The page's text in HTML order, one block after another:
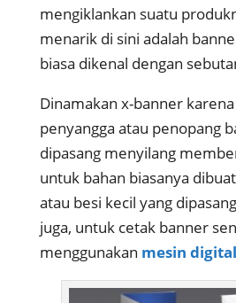
mengiklankan suatu
menarik di sini adalah
biasa dikenal dengan
Dinamakan x-banner
penyangga atau penopang
dipasang menyilang
untuk bahan biasanya
atau besi kecil yang
juga, untuk cetak banner
menggunakan mesin